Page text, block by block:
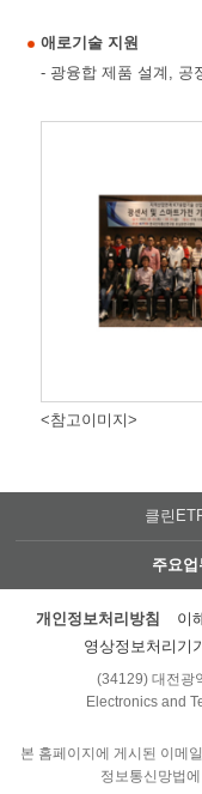
애로기술 지원
- 광융합 제품 설계, 공
<참고이미지>
클린
주요업
개인정보처리방침 이
영상정보처리기
(34129) 대전광
Electronics and
본 홈페이지에 게시된 이메
정보통신망법